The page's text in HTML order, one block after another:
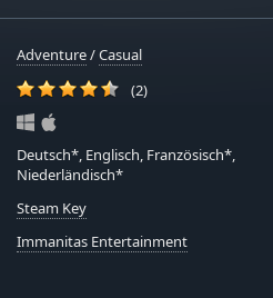
Adventure/Casual
(2)
Deutsch*, Englisch, Französisch*,
Niederländisch*
Steam Key
Immanitas Entertainment